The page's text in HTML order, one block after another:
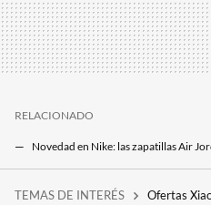
RELACIONADO
TEMAS DE INTERÉS Ofertas